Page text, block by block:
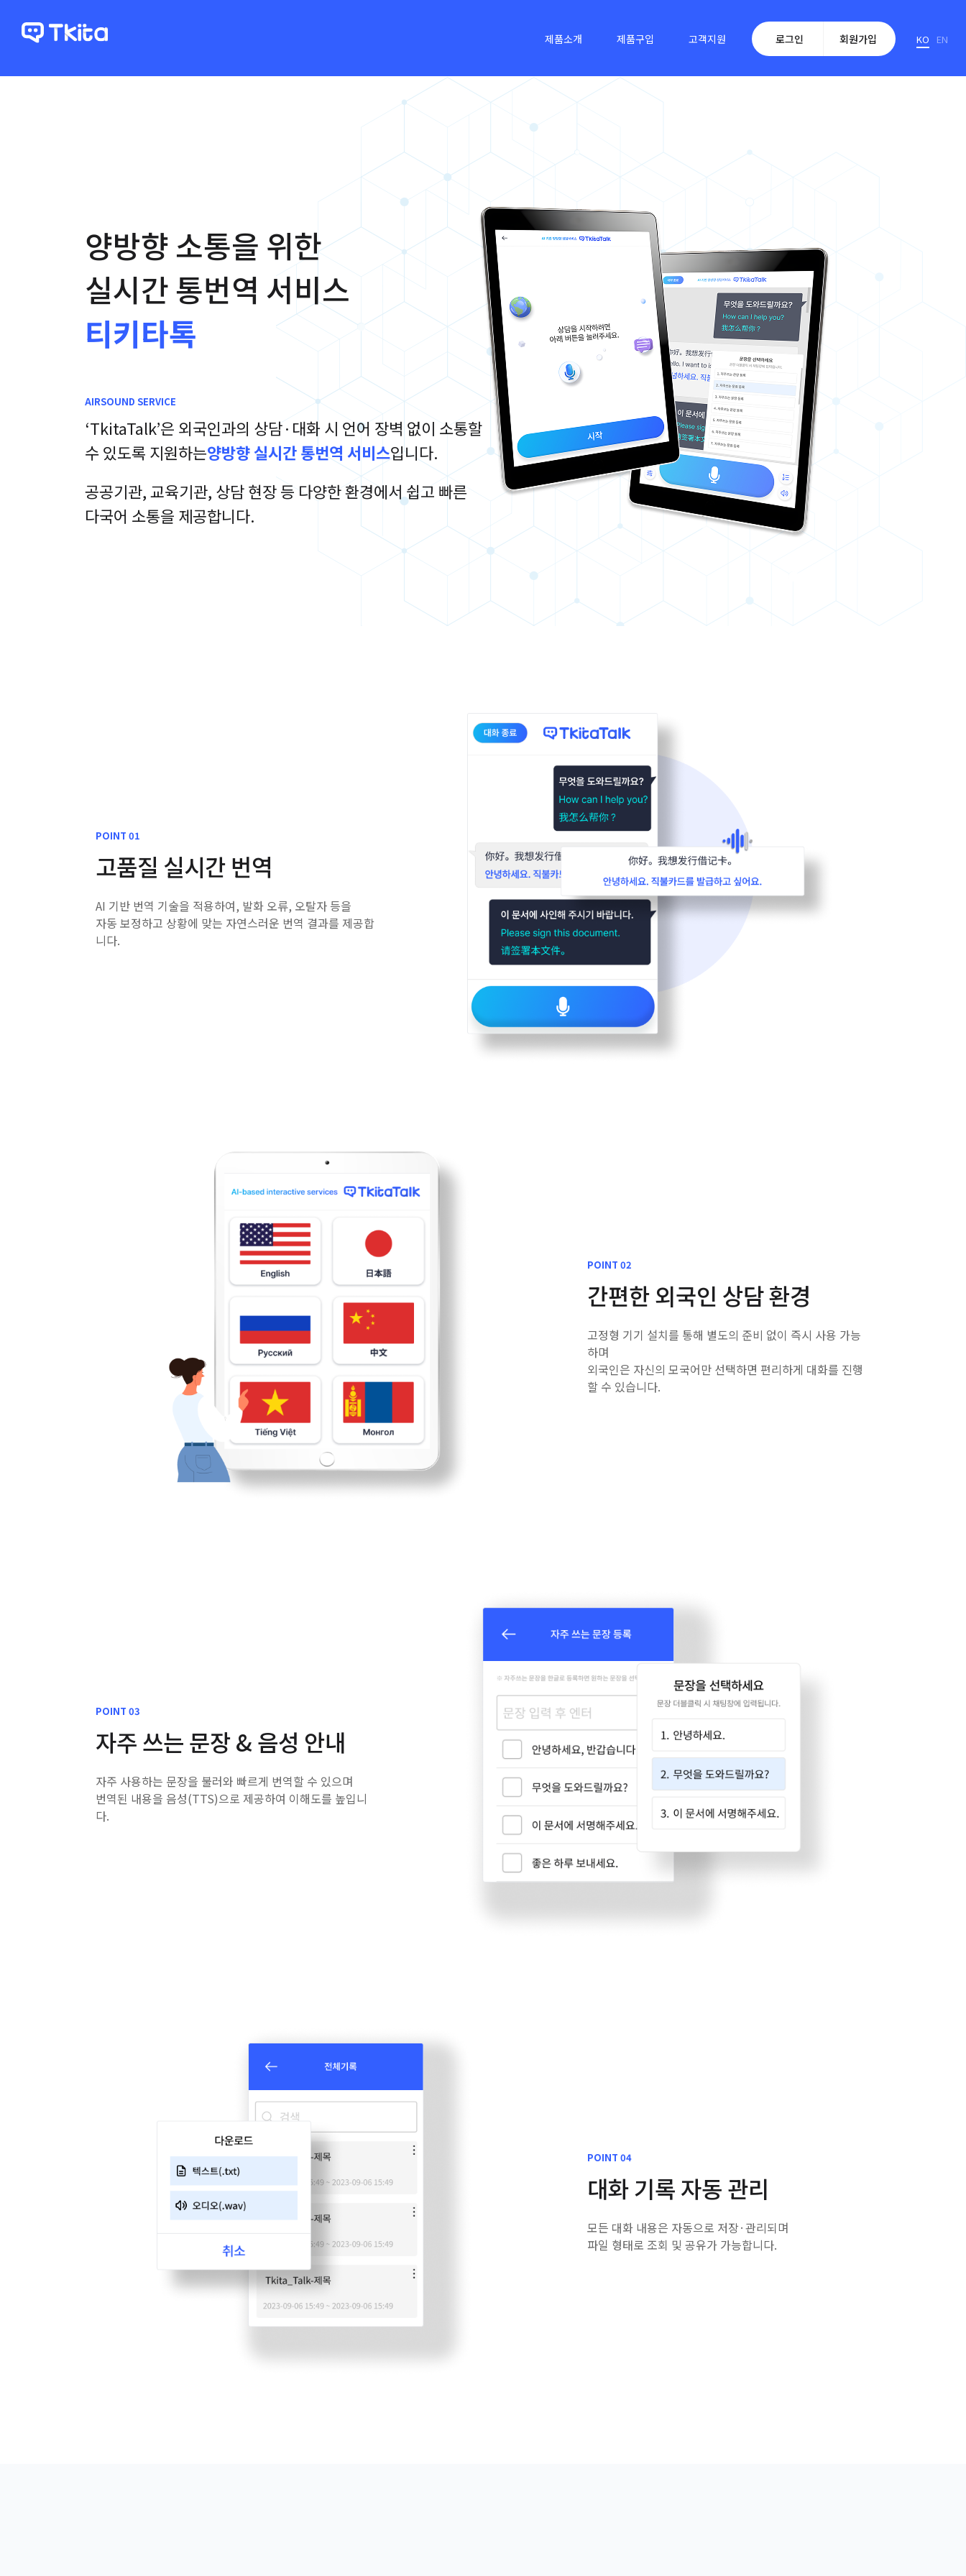
제품소개 제품구입 고객지원 로그인 회원가입 KO EN
양방향 소통을 위한
실시간 통번역 서비스
티키타톡
AIRSOUND SERVICE
‘TkitaTalk’은 외국인과의 상담·대화 시 언어 장벽 없이 소통할
수 있도록 지원하는양방향 실시간 통번역 서비스입니다.
공공기관, 교육기관, 상담 현장 등 다양한 환경에서 쉽고 빠른
다국어 소통을 제공합니다.
POINT 01
고품질 실시간 번역
AI 기반 번역 기술을 적용하여, 발화 오류, 오탈자 등을
자동 보정하고 상황에 맞는 자연스러운 번역 결과를 제공합
니다.
POINT 02
간편한 외국인 상담 환경
고정형 기기 설치를 통해 별도의 준비 없이 즉시 사용 가능
하며
외국인은 자신의 모국어만 선택하면 편리하게 대화를 진행
할 수 있습니다.
POINT 03
자주 쓰는 문장 & 음성 안내
자주 사용하는 문장을 불러와 빠르게 번역할 수 있으며
번역된 내용을 음성(TTS)으로 제공하여 이해도를 높입니
다.
POINT 04
대화 기록 자동 관리
모든 대화 내용은 자동으로 저장·관리되며
파일 형태로 조회 및 공유가 가능합니다.